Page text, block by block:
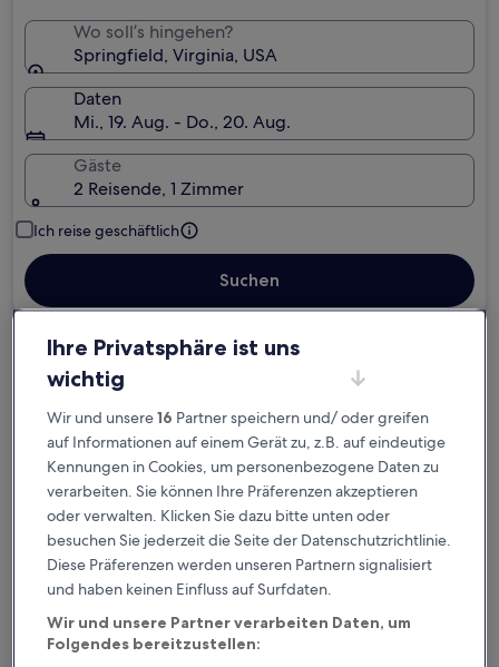
Wo soll’s hingehen?
Springfield, Virginia, USA
Daten
Mi., 19. Aug. - Do., 20. Aug.
Gäste
2 Reisende, 1 Zimmer
Ich reise geschäftlich
Suchen
Kostenlose Stornierung bei
Planänderungen
Verdiene Prämien für jede
wahrgenommene Übernachtung
Mehr sparen mit Preisen für Mitglieder
Überprüfe die Preise für diese Daten
Ihre Privatsphäre ist uns
wichtig
Wir und unsere16 Partner speichern und/ oder greifen
auf Informationen auf einem Gerät zu, z.B. auf eindeutige
Kennungen in Cookies, um personenbezogene Daten zu
verarbeiten. Sie können Ihre Präferenzen akzeptieren
oder verwalten. Klicken Sie dazu bitte unten oder
besuchen Sie jederzeit die Seite der Datenschutzrichtlinie.
Diese Präferenzen werden unseren Partnern signalisiert
und haben keinen Einfluss auf Surfdaten.
Wir und unsere Partner verarbeiten Daten, um
Folgendes bereitzustellen: